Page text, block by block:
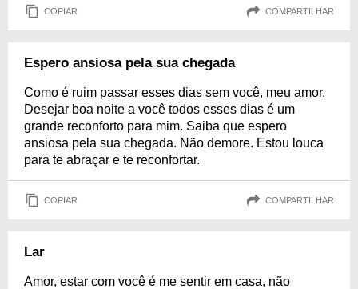
COPIAR COMPARTILHAR
Espero ansiosa pela sua chegada
Como é ruim passar esses dias sem você, meu amor.
Desejar boa noite a você todos esses dias é um
grande reconforto para mim. Saiba que espero
ansiosa pela sua chegada. Não demore. Estou louca
para te abraçar e te reconfortar.
COPIAR COMPARTILHAR
Lar
Amor, estar com você é me sentir em casa, não